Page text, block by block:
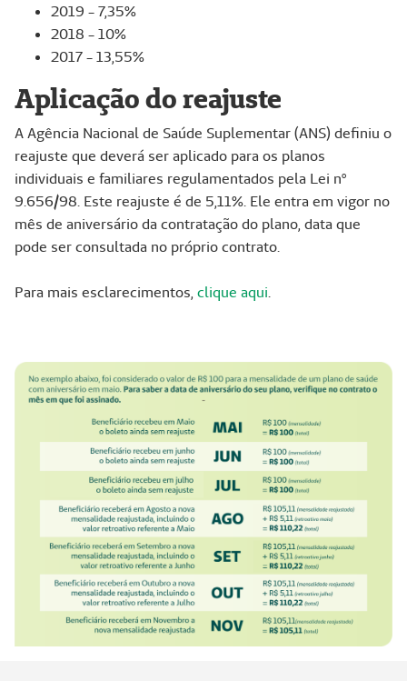
2019 - 7,35%
2018 - 10%
2017 - 13,55%
Aplicação do reajuste
A Agência Nacional de Saúde Suplementar (ANS) definiu o
reajuste que deverá ser aplicado para os planos
individuais e familiares regulamentados pela Lei nº
9.656/98. Este reajuste é de 5,11%. Ele entra em vigor no
mês de aniversário da contratação do plano, data que
pode ser consultada no próprio contrato.
Para mais esclarecimentos, clique aqui.